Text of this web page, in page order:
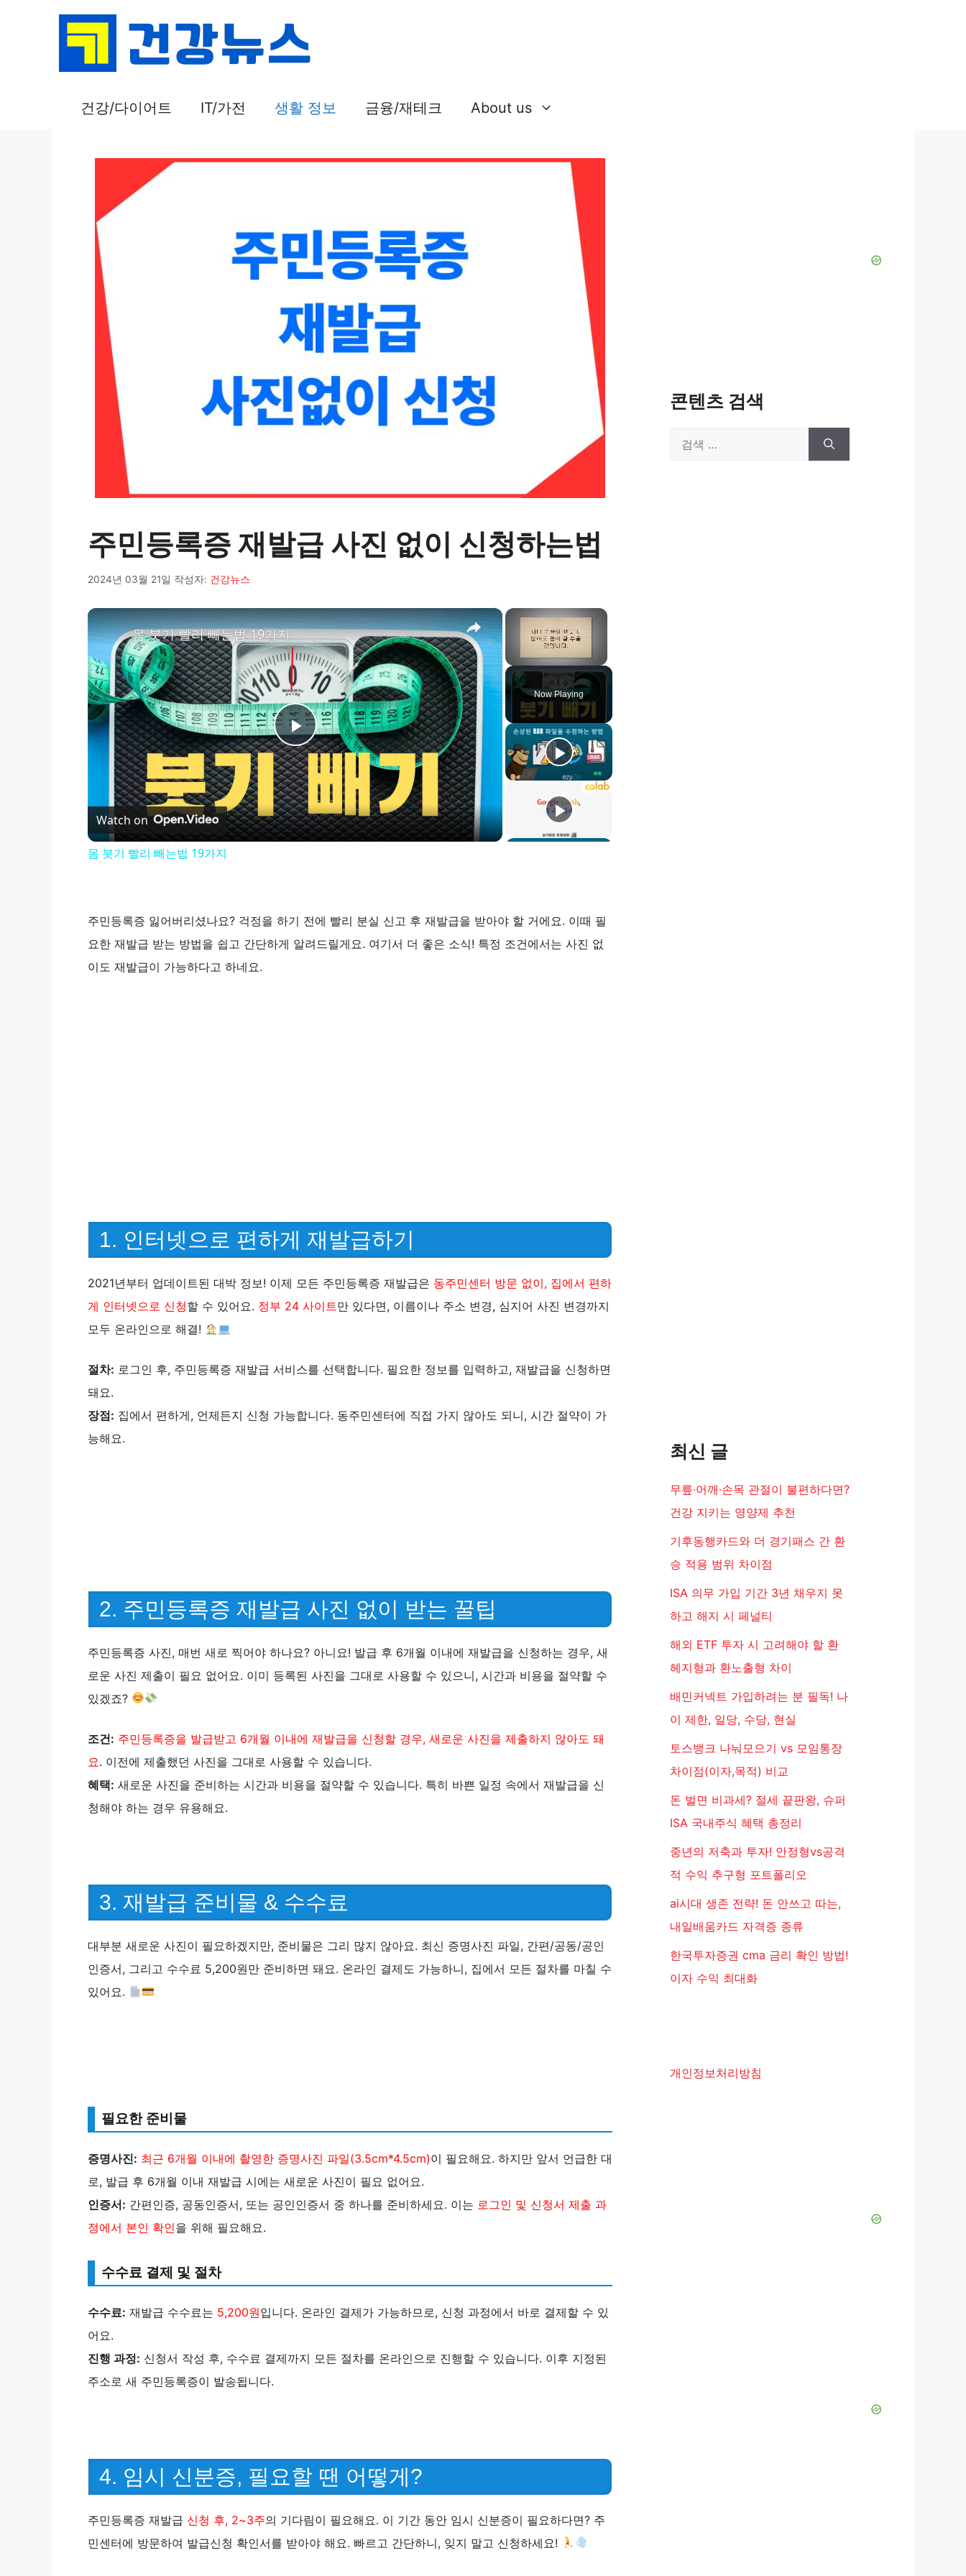
건강/다이어트 IT/가전 생활 정보 금융/재테크 About us
주민등록증 재발급 사진 없이 신청하는법
2024년 03월 21일 작성자: 건강뉴스
×
Unmute
Now Playing
×
P
l
a
V
몸 붓기 빨리 빼는법 19가지
Watch on
몸 붓기 빨리 빼는법 19가지
주민등록증 잃어버리셨나요? 걱정을 하기 전에 빨리 분실 신고 후 재발급을 받아야 할 거에요. 이때 필
요한 재발급 받는 방법을 쉽고 간단하게 알려드릴게요. 여기서 더 좋은 소식! 특정 조건에서는 사진 없
이도 재발급이 가능하다고 하네요.
1. 인터넷으로 편하게 재발급하기
2021년부터 업데이트된 대박 정보! 이제 모든 주민등록증 재발급은 동주민센터 방문 없이, 집에서 편하
게 인터넷으로 신청할 수 있어요. 정부 24 사이트만 있다면, 이름이나 주소 변경, 심지어 사진 변경까지
모두 온라인으로 해결!
절차: 로그인 후, 주민등록증 재발급 서비스를 선택합니다. 필요한 정보를 입력하고, 재발급을 신청하면
돼요.
장점: 집에서 편하게, 언제든지 신청 가능합니다. 동주민센터에 직접 가지 않아도 되니, 시간 절약이 가
능해요.
2. 주민등록증 재발급 사진 없이 받는 꿀팁
주민등록증 사진, 매번 새로 찍어야 하나요? 아니요! 발급 후 6개월 이내에 재발급을 신청하는 경우, 새
로운 사진 제출이 필요 없어요. 이미 등록된 사진을 그대로 사용할 수 있으니, 시간과 비용을 절약할 수
있겠죠?
조건: 주민등록증을 발급받고 6개월 이내에 재발급을 신청할 경우, 새로운 사진을 제출하지 않아도 돼
요. 이전에 제출했던 사진을 그대로 사용할 수 있습니다.
혜택: 새로운 사진을 준비하는 시간과 비용을 절약할 수 있습니다. 특히 바쁜 일정 속에서 재발급을 신
청해야 하는 경우 유용해요.
3. 재발급 준비물 & 수수료
대부분 새로운 사진이 필요하겠지만, 준비물은 그리 많지 않아요. 최신 증명사진 파일, 간편/공동/공인
인증서, 그리고 수수료 5,200원만 준비하면 돼요. 온라인 결제도 가능하니, 집에서 모든 절차를 마칠 수
있어요.
필요한 준비물
증명사진: 최근 6개월 이내에 촬영한 증명사진 파일(3.5cm*4.5cm)이 필요해요. 하지만 앞서 언급한 대
로, 발급 후 6개월 이내 재발급 시에는 새로운 사진이 필요 없어요.
인증서: 간편인증, 공동인증서, 또는 공인인증서 중 하나를 준비하세요. 이는 로그인 및 신청서 제출 과
정에서 본인 확인을 위해 필요해요.
수수료 결제 및 절차
수수료: 재발급 수수료는 5,200원입니다. 온라인 결제가 가능하므로, 신청 과정에서 바로 결제할 수 있
어요.
진행 과정: 신청서 작성 후, 수수료 결제까지 모든 절차를 온라인으로 진행할 수 있습니다. 이후 지정된
주소로 새 주민등록증이 발송됩니다.
4. 임시 신분증, 필요할 땐 어떻게?
주민등록증 재발급 신청 후, 2~3주의 기다림이 필요해요. 이 기간 동안 임시 신분증이 필요하다면? 주
민센터에 방문하여 발급신청 확인서를 받아야 해요. 빠르고 간단하니, 잊지 말고 신청하세요!
콘텐츠 검색
최신 글
무릎·어깨·손목 관절이 불편하다면?
건강 지키는 영양제 추천
기후동행카드와 더 경기패스 간 환
승 적용 범위 차이점
ISA 의무 가입 기간 3년 채우지 못
하고 해지 시 페널티
해외 ETF 투자 시 고려해야 할 환
헤지형과 환노출형 차이
배민커넥트 가입하려는 분 필독! 나
이 제한, 일당, 수당, 현실
토스뱅크 나눠모으기 vs 모임통장
차이점(이자,목적) 비교
돈 벌면 비과세? 절세 끝판왕, 슈퍼
ISA 국내주식 혜택 총정리
중년의 저축과 투자! 안정형vs공격
적 수익 추구형 포트폴리오
ai시대 생존 전략! 돈 안쓰고 따는,
내일배움카드 자격증 종류
한국투자증권 cma 금리 확인 방법!
이자 수익 최대화
개인정보처리방침